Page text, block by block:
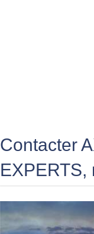
Contacter